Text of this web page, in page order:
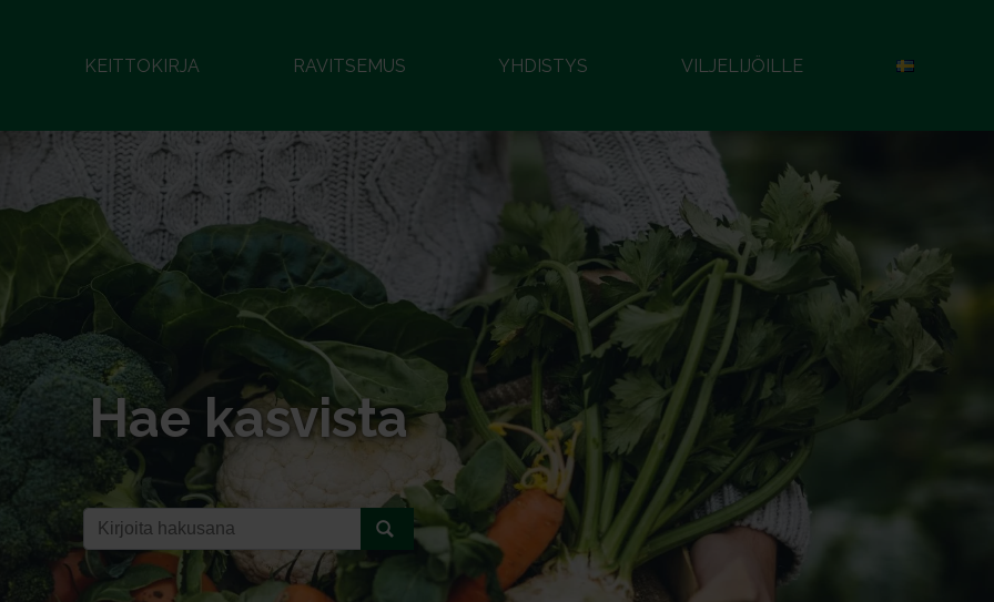
KEITTOKIRJA RAVITSEMUS YHDISTYS VILJELIJÖILLE
Hae kasvista